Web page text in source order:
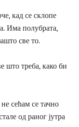
кад се склопе
Има полубрата,
све то.
што треба, како би
сећам се тачно
од раног јутра